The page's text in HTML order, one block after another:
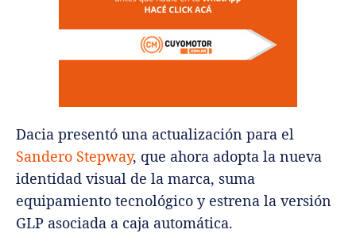
Dacia presentó una actualización para el
Sandero Stepway, que ahora adopta la nueva
identidad visual de la marca, suma
equipamiento tecnológico y estrena la versión
GLP asociada a caja automática.